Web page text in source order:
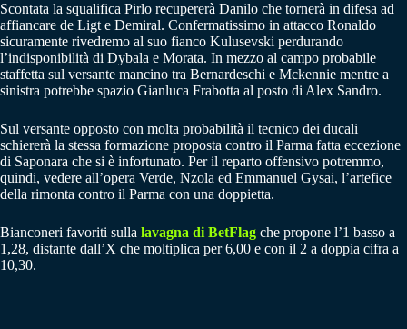
Scontata la squalifica Pirlo recupererà Danilo che tornerà in difesa ad
affiancare de Ligt e Demiral. Confermatissimo in attacco Ronaldo
sicuramente rivedremo al suo fianco Kulusevski perdurando
l’indisponibilità di Dybala e Morata. In mezzo al campo probabile
staffetta sul versante mancino tra Bernardeschi e Mckennie mentre a
sinistra potrebbe spazio Gianluca Frabotta al posto di Alex Sandro.
Sul versante opposto con molta probabilità il tecnico dei ducali
schiererà la stessa formazione proposta contro il Parma fatta eccezione
di Saponara che si è infortunato. Per il reparto offensivo potremmo,
quindi, vedere all’opera Verde, Nzola ed Emmanuel Gysai, l’artefice
della rimonta contro il Parma con una doppietta.
Bianconeri favoriti sulla lavagna di BetFlag che propone l’1 basso a
1,28, distante dall’X che moltiplica per 6,00 e con il 2 a doppia cifra a
10,30.